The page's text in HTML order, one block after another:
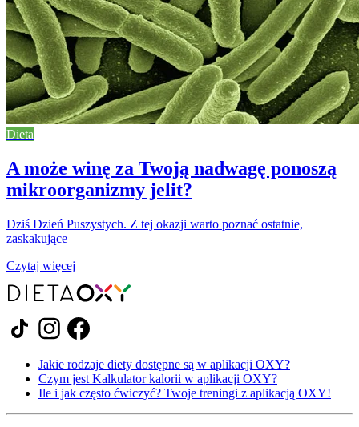
Dieta
A może winę za Twoją nadwagę ponoszą
mikroorganizmy jelit?
Dziś Dzień Puszystych. Z tej okazji warto poznać ostatnie,
zaskakujące
Czytaj więcej
Jakie rodzaje diety dostępne są w aplikacji OXY?
Czym jest Kalkulator kalorii w aplikacji OXY?
Ile i jak często ćwiczyć? Twoje treningi z aplikacją OXY!